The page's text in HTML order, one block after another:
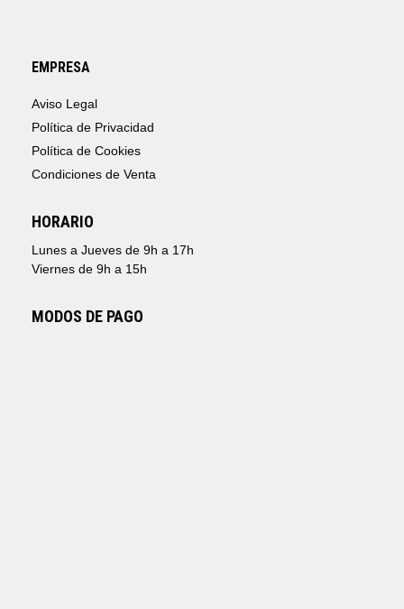
EMPRESA
Aviso Legal
Política de Privacidad
Política de Cookies
Condiciones de Venta
HORARIO
Lunes a Jueves de 9h a 17h
Viernes de 9h a 15h
MODOS DE PAGO